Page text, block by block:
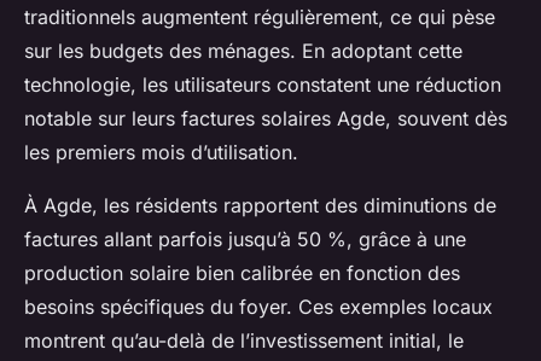
traditionnels augmentent régulièrement, ce qui pèse
sur les budgets des ménages. En adoptant cette
technologie, les utilisateurs constatent une réduction
notable sur leurs factures solaires Agde, souvent dès
les premiers mois d’utilisation.
À Agde, les résidents rapportent des diminutions de
factures allant parfois jusqu’à 50 %, grâce à une
production solaire bien calibrée en fonction des
besoins spécifiques du foyer. Ces exemples locaux
montrent qu’au-delà de l’investissement initial, le